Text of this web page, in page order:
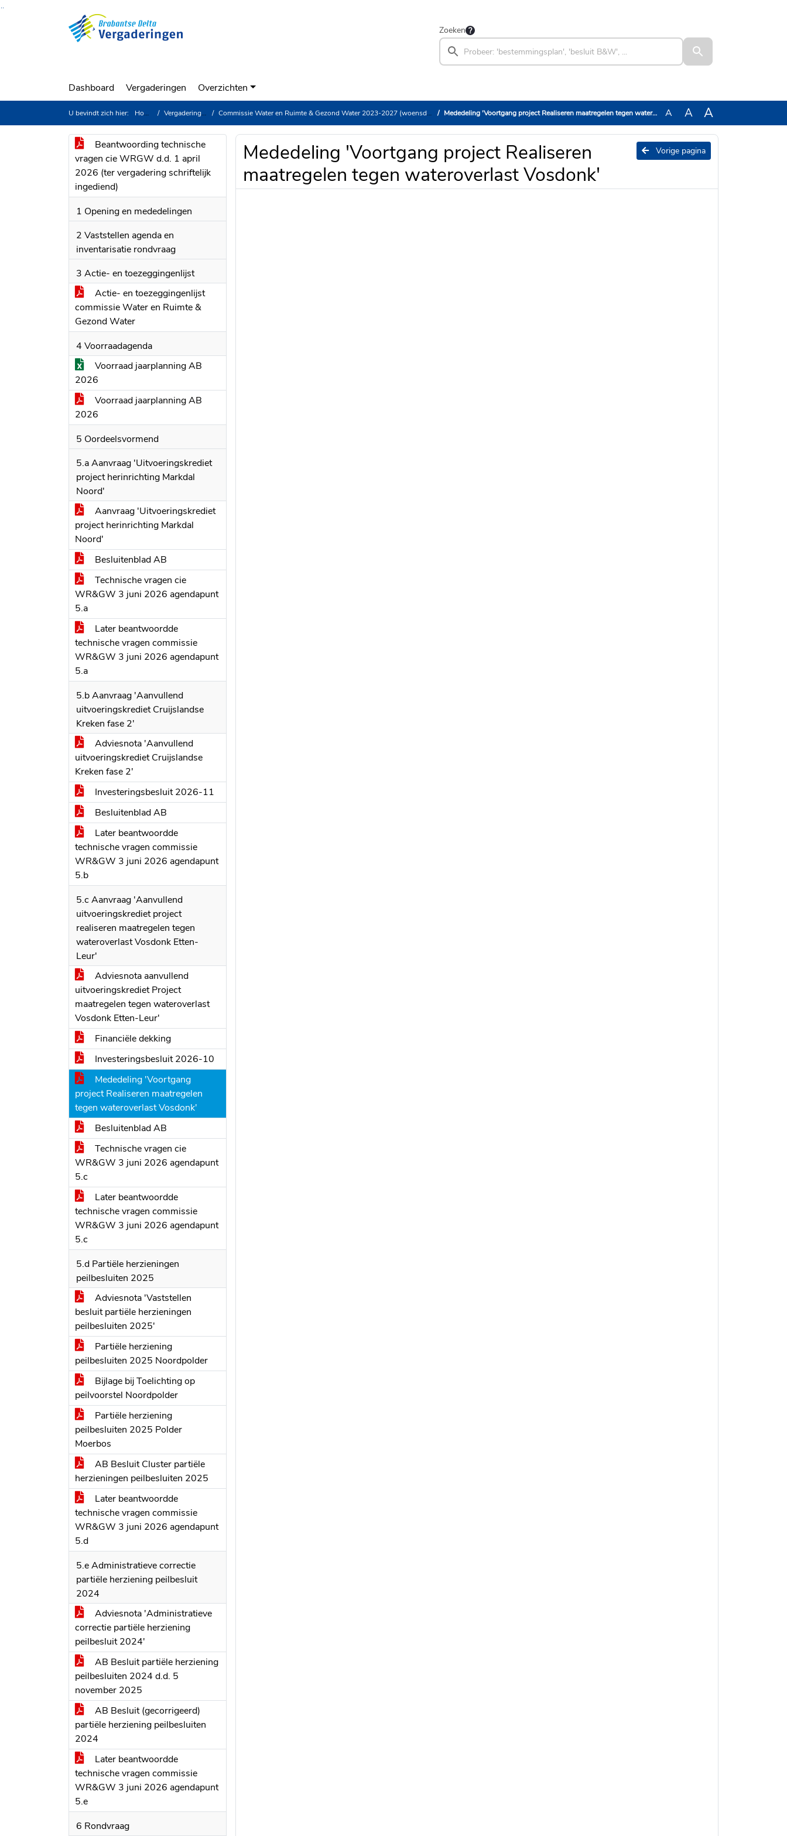
Ga naar de inhoud van deze pagina
Zoeken
Dashboard Vergaderingen Overzichten
U bevindt zich hier: Home Vergaderingen Commissie Water en Ruimte & Gezond Water 2023-2027 (woensdag 3 juni 2026) Mededeling 'Voortgang project Realiseren maatregelen tegen wateroverlast Vosdonk' A A A
Beantwoording technische
vragen cie WRGW d.d. 1 april
2026 (ter vergadering schriftelijk
ingediend)
1 Opening en mededelingen
2 Vaststellen agenda en
inventarisatie rondvraag
3 Actie- en toezeggingenlijst
Actie- en toezeggingenlijst
commissie Water en Ruimte &
Gezond Water
4 Voorraadagenda
Voorraad jaarplanning AB
2026
Voorraad jaarplanning AB
2026
5 Oordeelsvormend
5.a Aanvraag 'Uitvoeringskrediet
project herinrichting Markdal
Noord'
Aanvraag 'Uitvoeringskrediet
project herinrichting Markdal
Noord'
Besluitenblad AB
Technische vragen cie
WR&GW 3 juni 2026 agendapunt
5.a
Later beantwoordde
technische vragen commissie
WR&GW 3 juni 2026 agendapunt
5.a
5.b Aanvraag 'Aanvullend
uitvoeringskrediet Cruijslandse
Kreken fase 2'
Adviesnota 'Aanvullend
uitvoeringskrediet Cruijslandse
Kreken fase 2'
Investeringsbesluit 2026-11
Besluitenblad AB
Later beantwoordde
technische vragen commissie
WR&GW 3 juni 2026 agendapunt
5.b
5.c Aanvraag 'Aanvullend
uitvoeringskrediet project
realiseren maatregelen tegen
wateroverlast Vosdonk Etten-
Leur'
Adviesnota aanvullend
uitvoeringskrediet Project
maatregelen tegen wateroverlast
Vosdonk Etten-Leur'
Financiële dekking
Investeringsbesluit 2026-10
Mededeling 'Voortgang
project Realiseren maatregelen
tegen wateroverlast Vosdonk'
Besluitenblad AB
Technische vragen cie
WR&GW 3 juni 2026 agendapunt
5.c
Later beantwoordde
technische vragen commissie
WR&GW 3 juni 2026 agendapunt
5.c
5.d Partiële herzieningen
peilbesluiten 2025
Adviesnota 'Vaststellen
besluit partiële herzieningen
peilbesluiten 2025'
Partiële herziening
peilbesluiten 2025 Noordpolder
Bijlage bij Toelichting op
peilvoorstel Noordpolder
Partiële herziening
peilbesluiten 2025 Polder
Moerbos
AB Besluit Cluster partiële
herzieningen peilbesluiten 2025
Later beantwoordde
technische vragen commissie
WR&GW 3 juni 2026 agendapunt
5.d
5.e Administratieve correctie
partiële herziening peilbesluit
2024
Adviesnota 'Administratieve
correctie partiële herziening
peilbesluit 2024'
AB Besluit partiële herziening
peilbesluiten 2024 d.d. 5
november 2025
AB Besluit (gecorrigeerd)
partiële herziening peilbesluiten
2024
Later beantwoordde
technische vragen commissie
WR&GW 3 juni 2026 agendapunt
5.e
6 Rondvraag
Vorige pagina
Mededeling 'Voortgang project Realiseren
maatregelen tegen wateroverlast Vosdonk'